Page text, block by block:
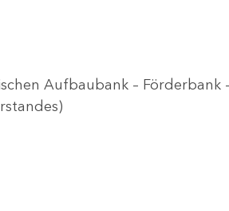
Aufbaubank – Förderbank